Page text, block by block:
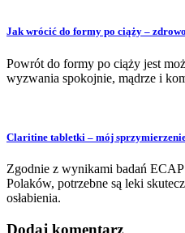
Jak wrócić do formy po ciąży –
Powrót do formy po ciąży jest
wyzwania spokojnie, mądrze i
Claritine tabletki – mój
Zgodnie z wynikami badań
Polaków, potrzebne są leki
osłabienia.
Dodaj komentarz